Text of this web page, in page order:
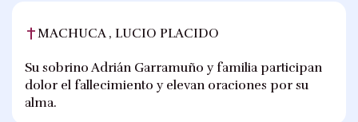
MACHUCA , LUCIO PLACIDO
Su sobrino Adrián Garramuño y familia participan
dolor el fallecimiento y elevan oraciones por su
alma.